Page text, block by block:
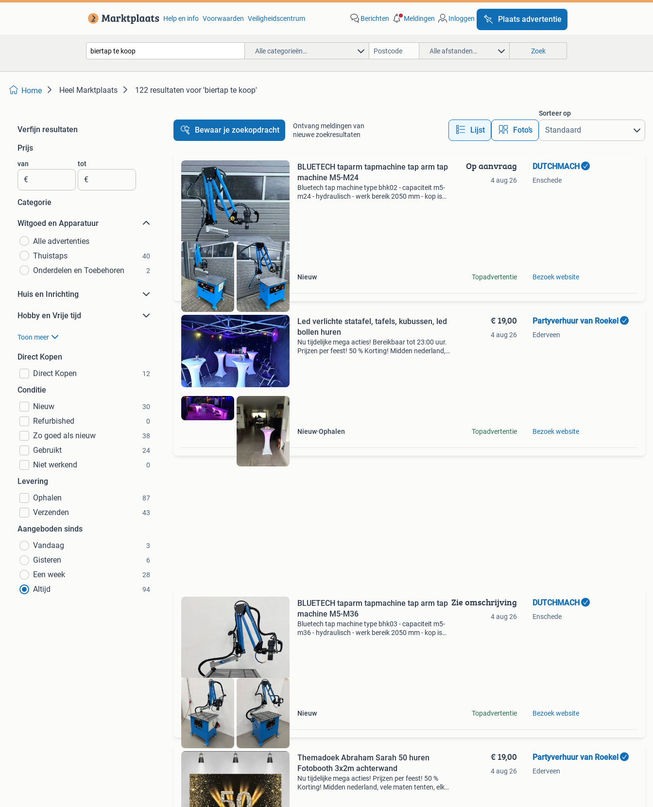
Help en info Voorwaarden Veiligheidscentrum Berichten Meldingen Inloggen Plaats advertentie
Alle categorieën… Alle afstanden… Zoek
Home Heel Marktplaats 122 resultaten voor 'biertap te koop'
Verfijn resultaten
Prijs
van
€
tot
€
Categorie
Witgoed en Apparatuur
Alle advertenties
Thuistaps
40
Onderdelen en Toebehoren 2
Huis en Inrichting
Hobby en Vrije tijd
Toon meer
Direct Kopen
Direct Kopen
12
Conditie
Nieuw
30
Refurbished 0
Zo goed als nieuw 38
Gebruikt 24
Niet werkend 0
Levering
Ophalen
87
Verzenden 43
Aangeboden sinds
Vandaag
3
Gisteren 6
Een week 28
Altijd 94
Bewaar je zoekopdracht
Ontvang meldingen van
nieuwe zoekresultaten
Lijst Foto’s
Sorteer op
BLUETECH taparm tapmachine tap arm tap
machine M5-M24
Bluetech tap machine type bhk02 - capaciteit m5-
m24 - hydraulisch - werk bereik 2050 mm - kop is
Nieuw
Op aanvraag
4 aug 26
Topadvertentie
DUTCHMACH
Enschede
Bezoek website
Led verlichte statafel, tafels, kubussen, led
bollen huren
Nu tijdelijke mega acties! Bereikbaar tot 23:00 uur.
Prijzen per feest! 50 % Korting! Midden nederland,
Nieuw Ophalen
€ 19,00
4 aug 26
Topadvertentie
Partyverhuur van Roekel
Ederveen
Bezoek website
BLUETECH taparm tapmachine tap arm tap
machine M5-M36
Bluetech tap machine type bhk03 - capaciteit m5-
m36 - hydraulisch - werk bereik 2050 mm - kop is
Nieuw
Zie omschrijving
4 aug 26
Topadvertentie
DUTCHMACH
Enschede
Bezoek website
Themadoek Abraham Sarah 50 huren
Fotobooth 3x2m achterwand
Nu tijdelijke mega acties! Prijzen per feest! 50 %
Korting! Midden nederland, vele maten tenten, elke
€ 19,00
4 aug 26
Partyverhuur van Roekel
Ederveen